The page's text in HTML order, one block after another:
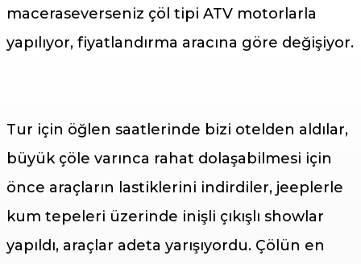
maceraseverseniz çöl tipi ATV motorlarla
yapılıyor, fiyatlandırma aracına göre değişiyor.
Tur için öğlen saatlerinde bizi otelden aldılar,
büyük çöle varınca rahat dolaşabilmesi için
önce araçların lastiklerini indirdiler, jeeplerle
kum tepeleri üzerinde inişli çıkışlı showlar
yapıldı, araçlar adeta yarışıyordu. Çölün en